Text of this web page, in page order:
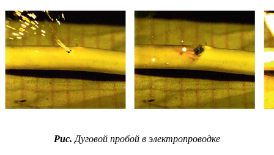
Рис. Дуговой пробой в электропроводке